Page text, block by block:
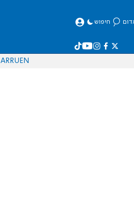
חיפוש
EN
RU
AR